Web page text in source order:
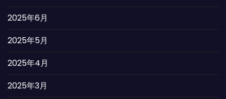
2025年6月
2025年5月
2025年4月
2025年3月